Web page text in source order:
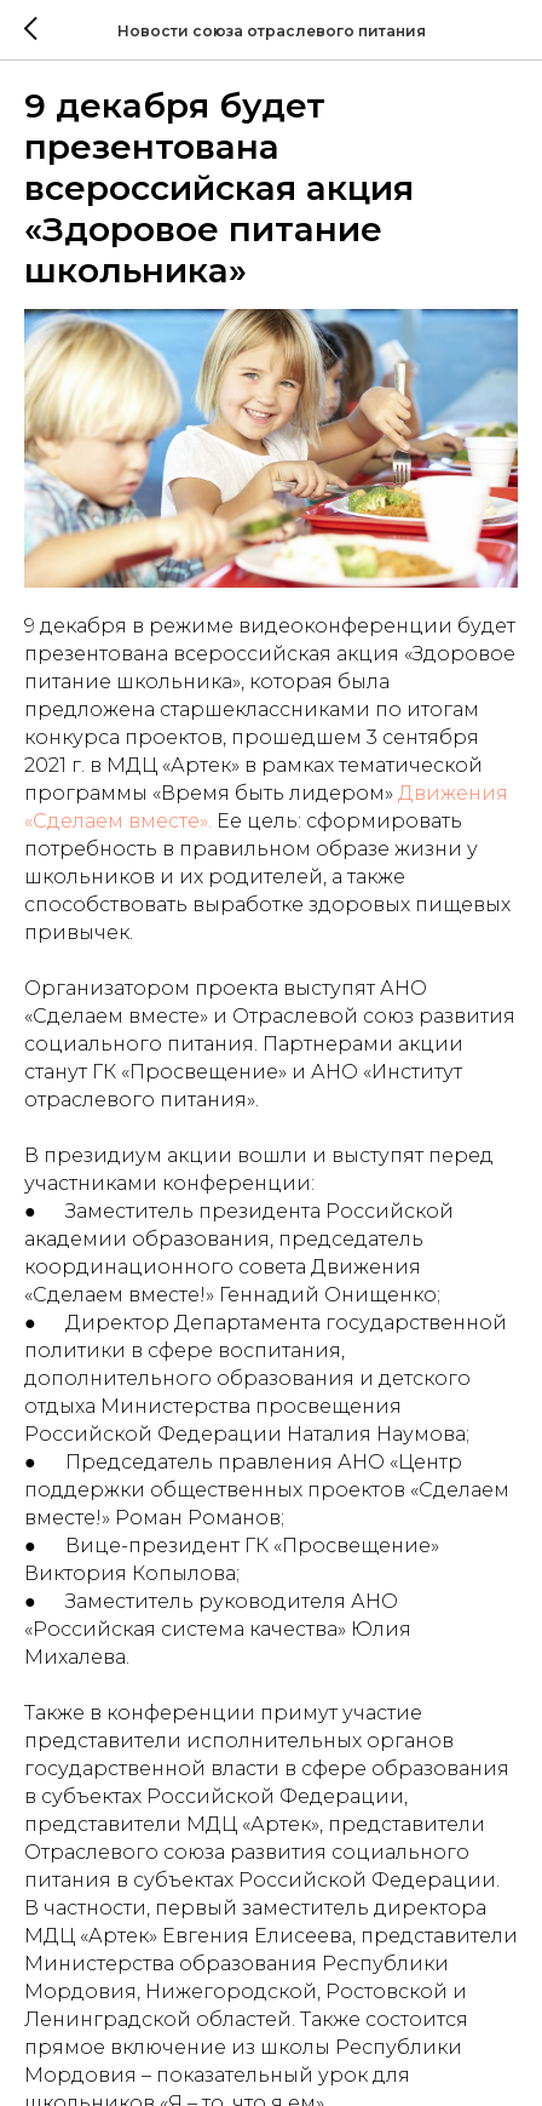
Новости союза отраслевого питания
9 декабря будет
презентована
всероссийская акция
«Здоровое питание
школьника»
9 декабря в режиме видеоконференции будет
презентована всероссийская акция «Здоровое
питание школьника», которая была
предложена старшеклассниками по итогам
конкурса проектов, прошедшем 3 сентября
2021 г. в МДЦ «Артек» в рамках тематической
программы «Время быть лидером» Движения
«Сделаем вместе». Ее цель: сформировать
потребность в правильном образе жизни у
школьников и их родителей, а также
способствовать выработке здоровых пищевых
привычек.
Организатором проекта выступят АНО
«Сделаем вместе» и Отраслевой союз развития
социального питания. Партнерами акции
станут ГК «Просвещение» и АНО «Институт
отраслевого питания».
В президиум акции вошли и выступят перед
участниками конференции:
● Заместитель президента Российской
академии образования, председатель
координационного совета Движения
«Сделаем вместе!» Геннадий Онищенко;
● Директор Департамента государственной
политики в сфере воспитания,
дополнительного образования и детского
отдыха Министерства просвещения
Российской Федерации Наталия Наумова;
● Председатель правления АНО «Центр
поддержки общественных проектов «Сделаем
вместе!» Роман Романов;
● Вице-президент ГК «Просвещение»
Виктория Копылова;
● Заместитель руководителя АНО
«Российская система качества» Юлия
Михалева.
Также в конференции примут участие
представители исполнительных органов
государственной власти в сфере образования
в субъектах Российской Федерации,
представители МДЦ «Артек», представители
Отраслевого союза развития социального
питания в субъектах Российской Федерации.
В частности, первый заместитель директора
МДЦ «Артек» Евгения Елисеева, представители
Министерства образования Республики
Мордовия, Нижегородской, Ростовской и
Ленинградской областей. Также состоится
прямое включение из школы Республики
Мордовия – показательный урок для